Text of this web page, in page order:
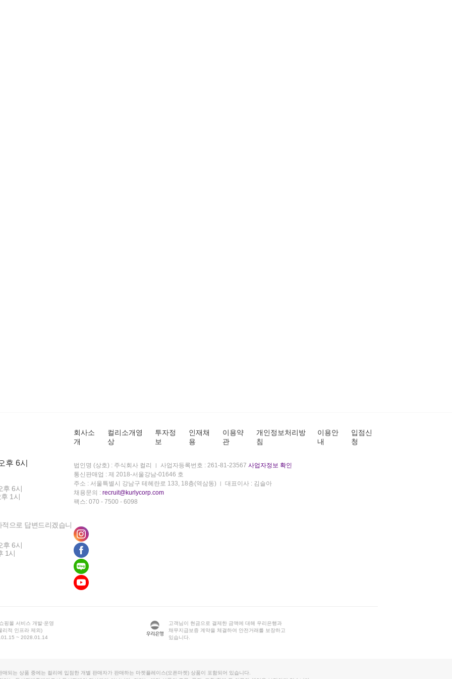
후 6시
후 6시
1시
으로 답변드리겠습니
후 6시
1시
회사소
개
컬리소개영
상
투자정
보
인재채
용
이용약
관
개인정보처리방
침
이용안
내
입점신
청
법인명 (상호) : 주식회사 컬리 사업자등록번호 : 261-81-23567 사업자정보 확인
통신판매업 : 제 2018-서울강남-01646 호
주소 : 서울특별시 강남구 테헤란로 133, 18층(역삼동)
대표이사 : 김슬아
채용문의 : recruit@kurlycorp.com
팩스: 070 - 7500 - 6098
핑몰 서비스 개발·운영
리적 인프라 제외)
~ 2028.01.14
고객님이 현금으로 결제한 금액에 대해 우리은행과
채무지급보증 계약을 체결하여 안전거래를 보장하고
있습니다.
매되는 상품 중에는 컬리에 입점한 개별 판매자가 판매하는 마켓플레이스(오픈마켓) 상품이 포함되어 있습니다.